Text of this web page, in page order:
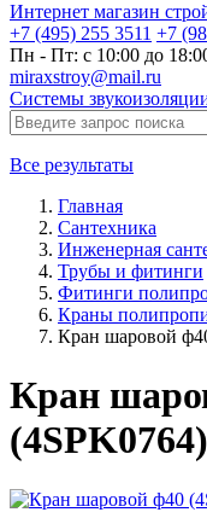
Интернет магазин
+7 (495) 255 3511 +7
Пн - Пт: с 10:00 до
miraxstroy@mail.ru
Системы
Все результаты
Главная
Сантехника
Инженерная
Трубы и фитинги
Фитинги
Краны
Кран шаровой
Кран
(4SPK0764)